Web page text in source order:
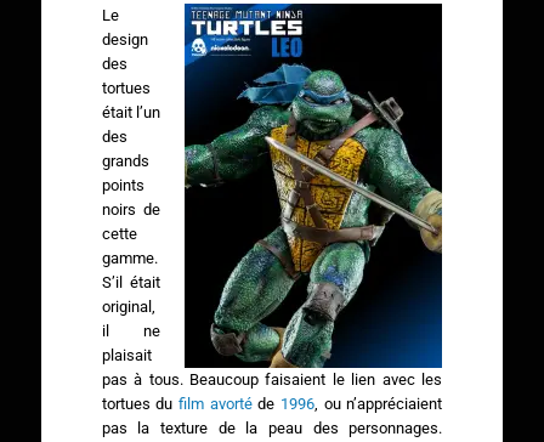
Le
design
des
tortues
était l’un
des
grands
points
noirs de
cette
gamme.
S’il était
original,
il ne
plaisait
pas à tous. Beaucoup faisaient le lien avec les
tortues du film avortéde 1996, ou n’appréciaient
pas la texture de la peau des personnages.